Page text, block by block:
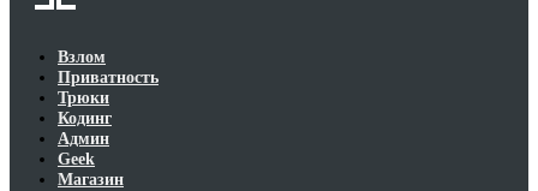
Взлом
Приватность
Трюки
Кодинг
Админ
Geek
Магазин